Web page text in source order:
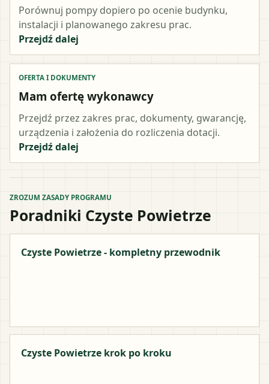
Porównuj pompy dopiero po ocenie budynku,
instalacji i planowanego zakresu prac.
Przejdź dalej
OFERTA I DOKUMENTY
Mam ofertę wykonawcy
Przejdź przez zakres prac, dokumenty, gwarancję,
urządzenia i założenia do rozliczenia dotacji.
Przejdź dalej
ZROZUM ZASADY PROGRAMU
Poradniki Czyste Powietrze
Czyste Powietrze - kompletny przewodnik
Czyste Powietrze krok po kroku